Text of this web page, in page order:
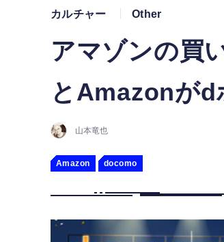
アマゾンの買
とAmazonがd
カルチャー Other
山本竜也
Amazon docomo